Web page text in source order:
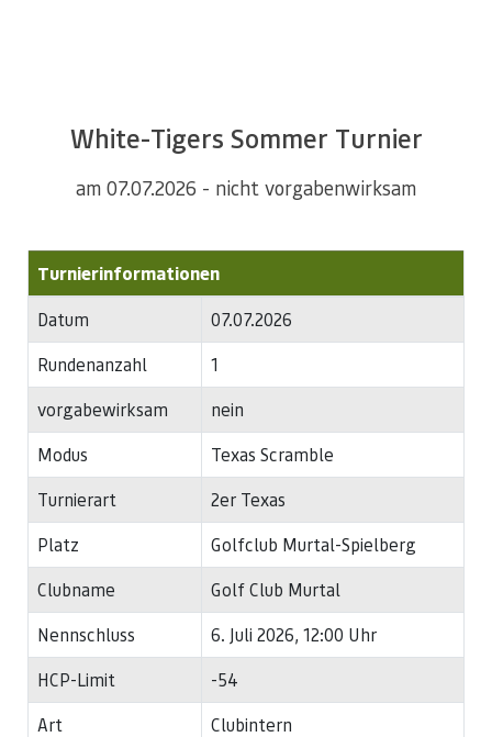
White-Tigers Sommer Turnier
am 07.07.2026 - nicht vorgabenwirksam
Turnierinformationen
Datum
07.07.2026
Rundenanzahl
1
vorgabewirksam
nein
Modus
Texas Scramble
Turnierart
2er Texas
Platz
Golfclub Murtal-Spielberg
Clubname
Golf Club Murtal
Nennschluss
6. Juli 2026, 12:00 Uhr
HCP-Limit
-54
Art
Clubintern